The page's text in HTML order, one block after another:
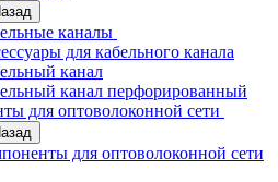
каналы
для кабельного канала
канал
канал перфорированный
для оптоволоконной сети
для оптоволоконной сети